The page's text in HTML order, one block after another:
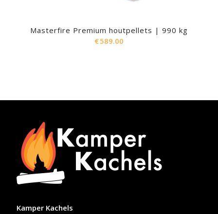
Masterfire Premium houtpellets | 990 kg
€589.00
Kamper Kachels